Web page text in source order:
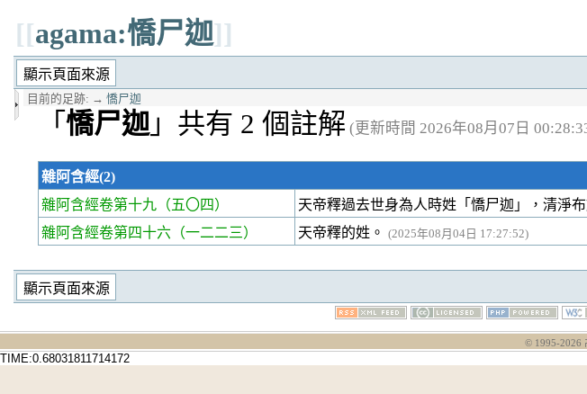
[[agama:憍尸迦]]
目前的足跡: → 憍尸迦
「 憍尸迦」共有 2 個註解 (更新時間 2026年08月07日
雜阿含經(2)
雜阿含經卷第十九 （五〇四） 天帝釋過去世身為人時姓「憍尸迦」，清淨
雜阿含經卷第四十六 （一二二三） 天帝釋的姓。 (2025年08月04日 17:27:52)
© 1995-2026
TIME:0.68031811714172